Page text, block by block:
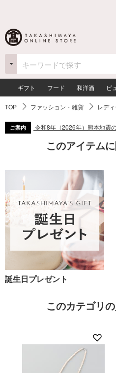
ギフト フード 和洋酒 ビ
TOP ファッション・雑貨 レデ
ご案内 令和8年（2026年）熊本地震
このアイテム
誕生日プレゼント
このカテゴリ